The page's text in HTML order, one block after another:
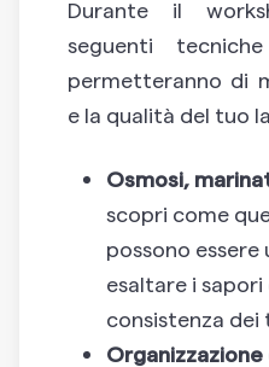
Durante il
seguenti
permetteranno di
e la qualità del tuo
Osmosi,
scopri come
possono
esaltare i
consistenza dei